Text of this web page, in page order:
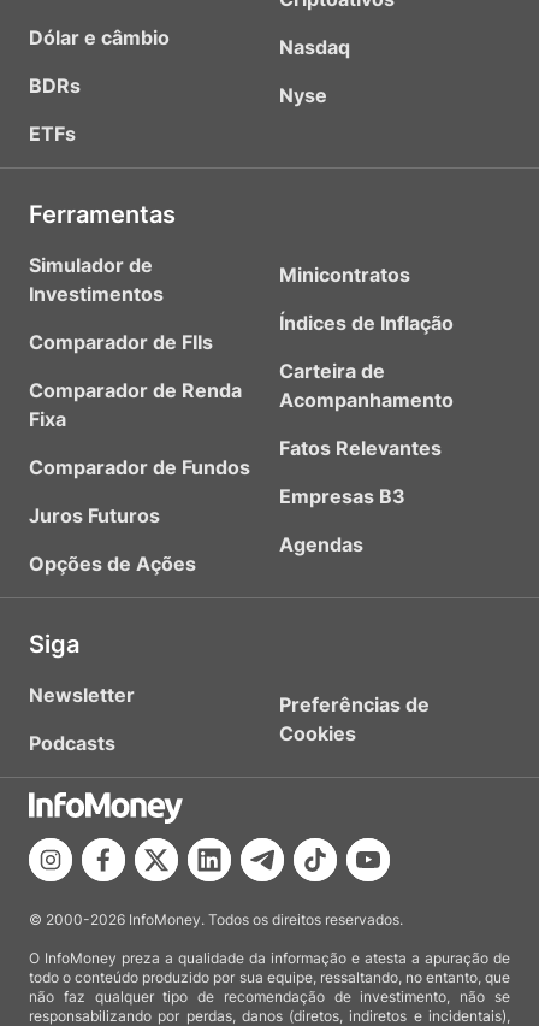
Dólar e câmbio
BDRs
ETFs
Nasdaq
Nyse
Ferramentas
Simulador de
Investimentos
Comparador de FIIs
Comparador de Renda
Fixa
Comparador de Fundos
Juros Futuros
Opções de Ações
Minicontratos
Índices de Inflação
Carteira de
Acompanhamento
Fatos Relevantes
Empresas B3
Agendas
Siga
Newsletter
Podcasts
Preferências de
Cookies
© 2000-2026 InfoMoney. Todos os direitos reservados.
O InfoMoney preza a qualidade da informação e atesta a apuração de
todo o conteúdo produzido por sua equipe, ressaltando, no entanto, que
não faz qualquer tipo de recomendação de investimento, não se
responsabilizando por perdas, danos (diretos, indiretos e incidentais),